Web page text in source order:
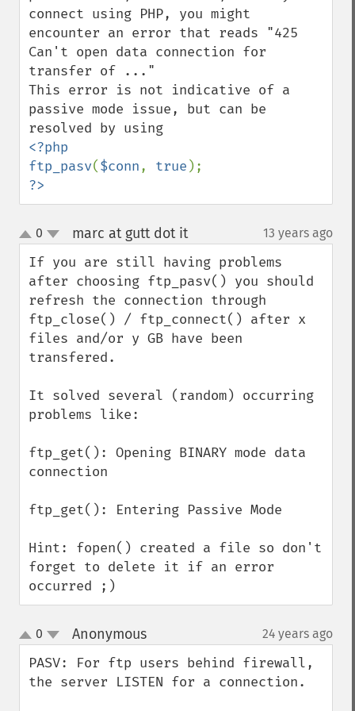
connect using PHP, you might
encounter an error that reads "425
Can't open data connection for
transfer of ..."
This error is not indicative of a
passive mode issue, but can be
<?php
ftp_pasv($conn, true
?>
up
down
0 marc at gutt dot it¶ 13 years ago
If you are still having problems
after choosing ftp_pasv() you should
refresh the connection through
ftp_close() / ftp_connect() after x
files and/or y GB have been
transfered.
It solved several (random) occurring
problems like:
ftp_get(): Opening BINARY mode data
connection
ftp_get(): Entering Passive Mode
Hint: fopen() created a file so don't
forget to delete it if an error
occurred ;)
up
down
0 Anonymous¶ 24 years ago
PASV: For ftp users behind firewall,
the server LISTEN for a connection.